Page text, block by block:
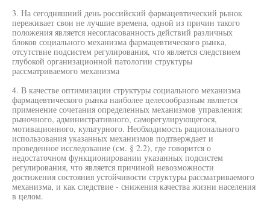
3. На сегодняшний день российский фармацевтический рынок
переживает свои не лучшие времена, одной из причин такого
положения является несогласованность действий различных
блоков социального механизма фармацевтического рынка,
отсутствие подсистем регулирования, что является следствием
глубокой организационной патологии структуры
рассматриваемого механизма
4. В качестве оптимизации структуры социального механизма
фармацевтического рынка наиболее целесообразным является
применение сочетания определенных механизмов управления:
рыночного, административного, саморегулирующегося,
мотивационного, культурного. Необходимость рационального
использования указанных механизмов подтверждает и
проведенное исследование (см. § 2.2), где говорится о
недостаточном функционировании указанных подсистем
регулирования, что является причиной невозможности
достижения состояния устойчивости структуры рассматриваемого
механизма, и как следствие - снижения качества жизни населения
в целом.